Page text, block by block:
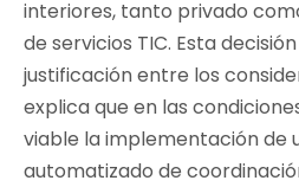
interiores, tanto privado
de servicios TIC. Esta
justificación entre los
explica que en las
viable la implementación de
automatizado de